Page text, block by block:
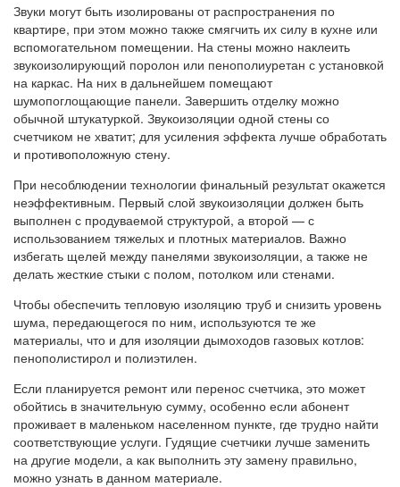
Звуки могут быть изолированы от распространения по
квартире, при этом можно также смягчить их силу в кухне или
вспомогательном помещении. На стены можно наклеить
звукоизолирующий поролон или пенополиуретан с установкой
на каркас. На них в дальнейшем помещают
шумопоглощающие панели. Завершить отделку можно
обычной штукатуркой. Звукоизоляции одной стены со
счетчиком не хватит; для усиления эффекта лучше обработать
и противоположную стену.
При несоблюдении технологии финальный результат окажется
неэффективным. Первый слой звукоизоляции должен быть
выполнен с продуваемой структурой, а второй — с
использованием тяжелых и плотных материалов. Важно
избегать щелей между панелями звукоизоляции, а также не
делать жесткие стыки с полом, потолком или стенами.
Чтобы обеспечить тепловую изоляцию труб и снизить уровень
шума, передающегося по ним, используются те же
материалы, что и для изоляции дымоходов газовых котлов:
пенополистирол и полиэтилен.
Если планируется ремонт или перенос счетчика, это может
обойтись в значительную сумму, особенно если абонент
проживает в маленьком населенном пункте, где трудно найти
соответствующие услуги. Гудящие счетчики лучше заменить
на другие модели, а как выполнить эту замену правильно,
можно узнать в данном материале.